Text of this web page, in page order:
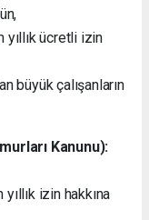
yıllık ücretli izin
büyük çalışanların
Kanunu):
izin hakkına